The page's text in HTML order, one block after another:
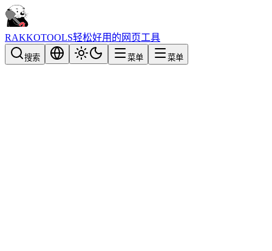
RAKKOTOOLS轻松好用的网页工具
搜索 菜单 菜单